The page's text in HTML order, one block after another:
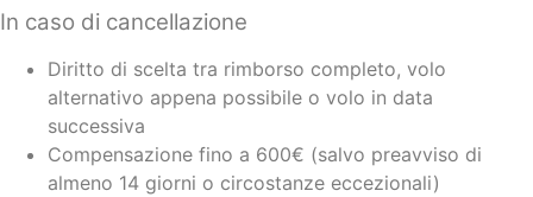
In caso di cancellazione
Diritto di scelta tra rimborso completo, volo
alternativo appena possibile o volo in data
successiva
Compensazione fino a 600€ (salvo preavviso di
almeno 14 giorni o circostanze eccezionali)